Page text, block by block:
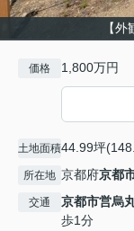
【
価格 1,800万円
土地面積44.99坪
所在地 京都府京都
交通 京都市営烏
歩1分